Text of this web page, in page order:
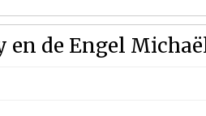
en de Engel